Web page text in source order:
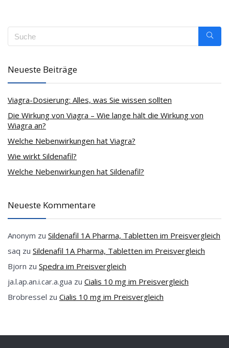
Neueste Beiträge
Viagra-Dosierung: Alles, was Sie wissen sollten
Die Wirkung von Viagra – Wie lange hält die Wirkung von
Wiagra an?
Welche Nebenwirkungen hat Viagra?
Wie wirkt Sildenafil?
Welche Nebenwirkungen hat Sildenafil?
Neueste Kommentare
Anonym zu Sildenafil 1A Pharma, Tabletten im Preisvergleich
saq zu Sildenafil 1A Pharma, Tabletten im Preisvergleich
Bjorn zu Spedra im Preisvergleich
ja.l.ap.an.i.car.a.gua zu Cialis 10 mg im Preisvergleich
Brobressel zu Cialis 10 mg im Preisvergleich